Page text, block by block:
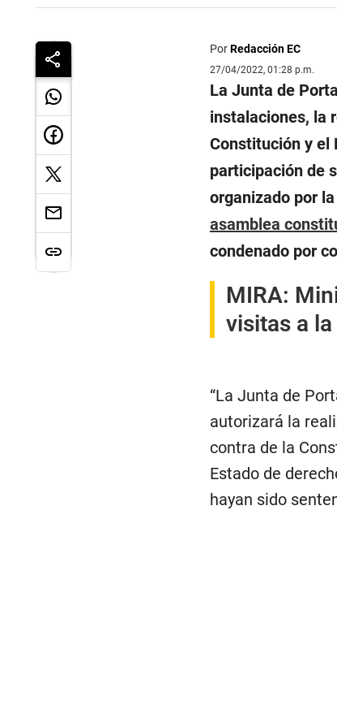
PorRedacción EC
27/04/2022, 01:28 p.m.
La Junta de
instalaciones, la
Constitución y el
participación de
organizado por
asamblea
condenado por
MIRA:
visitas a
“La Junta de
autorizará la
contra de la
Estado de
hayan sido